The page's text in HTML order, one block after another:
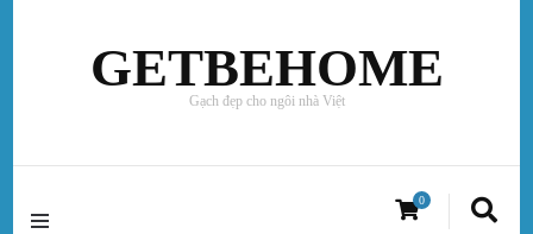
GETBEHOME
Gạch đẹp cho ngôi nhà Việt
0